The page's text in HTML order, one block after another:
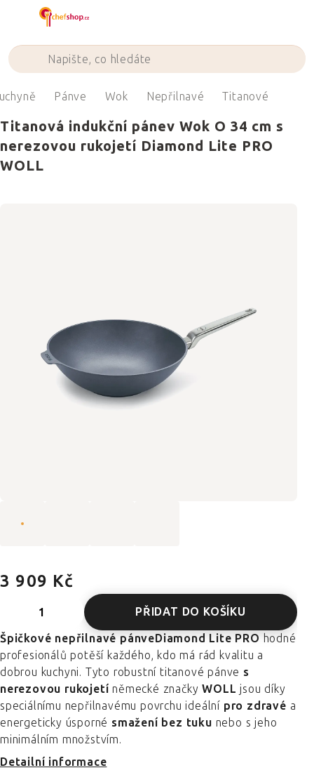
Pánve Wok Nepřilnavé Titanové
Titanová indukční pánev Wok O 34 cm s
nerezovou rukojetí Diamond Lite PRO
WOLL
3 909 Kč
PŘIDAT DO KOŠÍKU
Špičkové nepřilnavé pánveDiamond Lite PRO hodné
profesionálů potěší každého, kdo má rád kvalitu a
dobrou kuchyni. Tyto robustní titanové pánve s
nerezovou rukojetíněmecké značkyWOLL jsou díky
speciálnímu nepřilnavému povrchu ideální pro zdravé a
energeticky úsporné smažení bez tuku nebo s jeho
minimálním množstvím.
Detailní informace